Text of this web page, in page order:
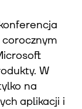
W
na
aplikacji i